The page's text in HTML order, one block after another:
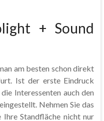
+ Sound
am besten schon direkt
Ist der erste Eindruck
Interessenten auch den
Nehmen Sie das
Standfläche nicht nur